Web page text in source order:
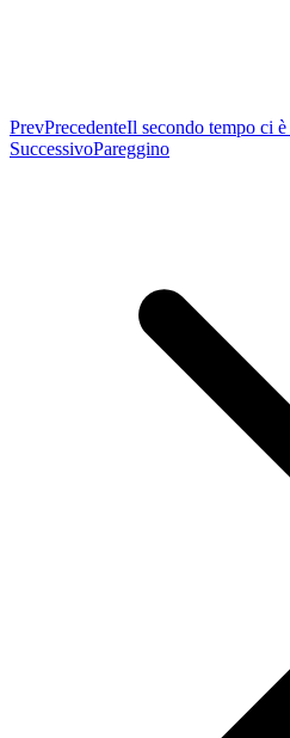
PrevPrecedenteIl secondo tempo ci
SuccessivoPareggino